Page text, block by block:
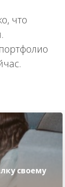
что
своему